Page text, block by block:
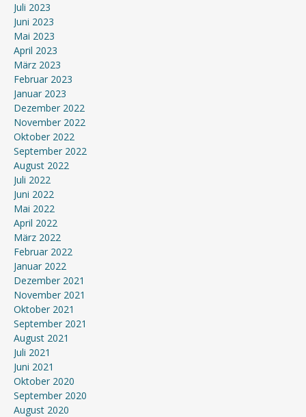
Juli 2023
Juni 2023
Mai 2023
April 2023
März 2023
Februar 2023
Januar 2023
Dezember 2022
November 2022
Oktober 2022
September 2022
August 2022
Juli 2022
Juni 2022
Mai 2022
April 2022
März 2022
Februar 2022
Januar 2022
Dezember 2021
November 2021
Oktober 2021
September 2021
August 2021
Juli 2021
Juni 2021
Oktober 2020
September 2020
August 2020